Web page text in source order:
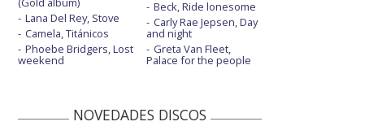
Lana Del Rey, Stove
Camela, Titánicos
Phoebe Bridgers, Lost
weekend
Beck, Ride lonesome
Carly Rae Jepsen, Day
and night
Greta Van Fleet,
Palace for the people
NOVEDADES DISCOS